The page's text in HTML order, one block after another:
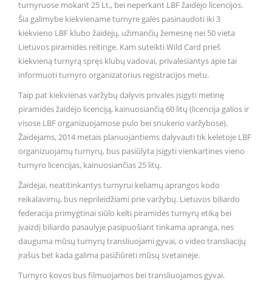
turnyruose mokant 25 Lt., bei neperkant LBF žaidėjo licencijos.
Šia galimybe kiekviename turnyre galės pasinaudoti iki 3
kiekvieno LBF klubo žaidėjų, užimančių žemesnę nei 50 vieta
Lietuvos piramidės reitinge. Kam suteikti Wild Card prieš
kiekvieną turnyrą spręs klubų vadovai, privalėsiantys apie tai
informuoti turnyro organizatorius registracijos metu.
Taip pat kiekvienas varžybų dalyvis privalės įsigyti metinę
piramidės žaidėjo licenciją, kainuosiančią 60 litų (licencija galios ir
visose LBF organizuojamose pulo bei snukerio varžybose).
Žaidėjams, 2014 metais planuojantiems dalyvauti tik keletoje LBF
organizuojamų turnyrų, bus pasiūlyta įsigyti vienkartines vieno
turnyro licencijas, kainuosiančias 25 litų.
Žaidėjai, neatitinkantys turnyrui keliamų aprangos kodo
reikalavimų, bus neprileidžiami prie varžybų. Lietuvos biliardo
federacija primygtinai siūlo kelti piramidės turnyrų etiką bei
įvaizdį biliardo pasaulyje pasipuošiant tinkama apranga, nes
dauguma mūsų turnyrų transliuojami gyvai, o video transliacijų
įrašus bet kada galima pasižiūrėti mūsų svetainėje.
Turnyro kovos bus filmuojamos bei transliuojamos gyvai.